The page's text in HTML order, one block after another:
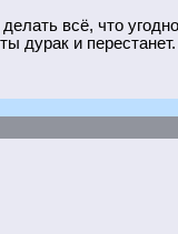
всё, что
дурак и